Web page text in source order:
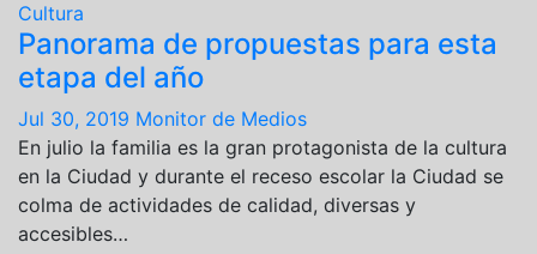
Cultura
Panorama de propuestas para esta
etapa del año
Jul 30, 2019 Monitor de Medios
En julio la familia es la gran protagonista de la cultura
en la Ciudad y durante el receso escolar la Ciudad se
colma de actividades de calidad, diversas y
accesibles…